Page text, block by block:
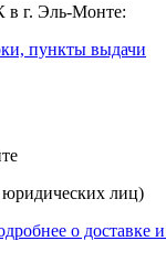
в г. Эль-Монте:
пункты выдачи
юридических лиц)
о доставке